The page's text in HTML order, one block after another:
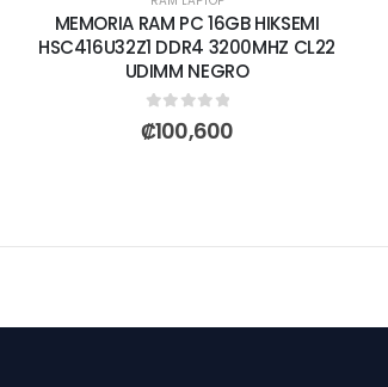
MEMORIA RAM PC 16GB HIKSEMI
HSC416U32Z1 DDR4 3200MHZ CL22
UDIMM NEGRO
0out of 5
₡100,600